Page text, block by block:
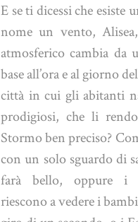
E se ti dicessi che esiste
nome un vento,
atmosferico cambia da
base all’ora e al giorno
città in cui gli abitanti
prodigiosi, che li
Stormo ben preciso?
con un solo sguardo di
farà bello, oppure i
riescono a vedere i